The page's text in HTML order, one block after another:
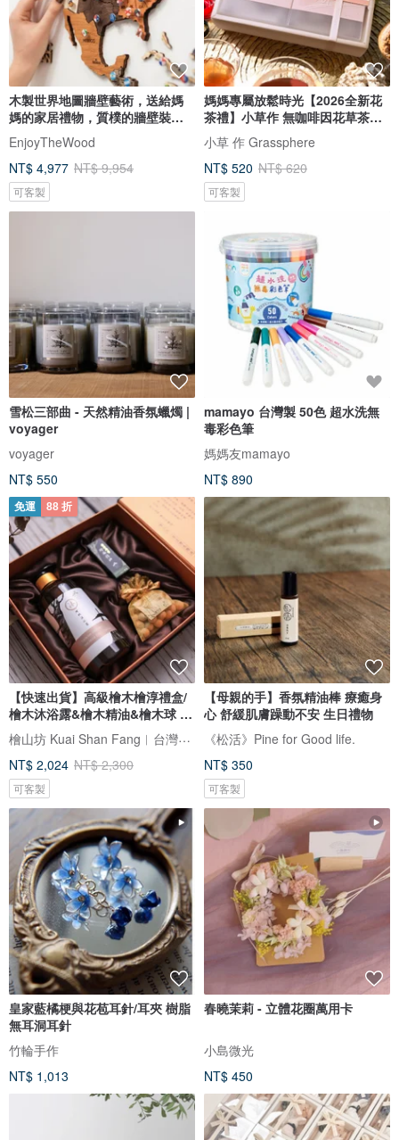
木製世界地圖牆壁藝術，送給媽
媽的家居禮物，質樸的牆壁裝
飾，3D 世界地圖
EnjoyTheWood
NT$ 4,977 NT$ 9,954
可客製
媽媽專屬放鬆時光【2026全新花
茶禮】小草作 無咖啡因花草茶禮
盒
小草 作 Grassphere
NT$ 520 NT$ 620
可客製
雪松三部曲 - 天然精油香氛蠟燭 |
voyager
voyager
NT$ 550
mamayo 台灣製 50色 超水洗無
毒彩色筆
媽媽友mamayo
NT$ 890
免運 88 折
【快速出貨】高級檜木檜淳禮盒/
檜木沐浴露&檜木精油&檜木球 年
節
檜山坊 Kuai Shan Fang︱台灣檜木香氛領導品牌，療癒森林
NT$ 2,024 NT$ 2,300
可客製
【母親的手】香氛精油棒 療癒身
心 舒緩肌膚躁動不安 生日禮物
《松活》Pine for Good life.
NT$ 350
可客製
皇家藍橘梗與花苞耳針/耳夾 樹脂
無耳洞耳針
竹輪手作
NT$ 1,013
春曉茉莉 - 立體花圈萬用卡
小島微光
NT$ 450